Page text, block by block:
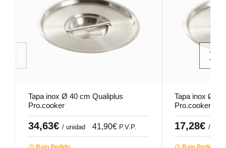
Tapa inox Ø 40 cm Qualiplus
Pro.cooker
34,63€ / unidad 41,90€ P.V.P.
Tapa inox Ø
Pro.cooker
17,28€ /